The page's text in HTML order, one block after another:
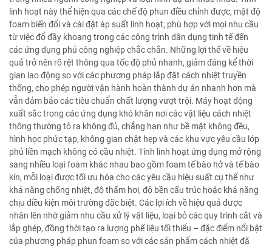
linh hoạt này thể hiện qua các chế độ phun điều chỉnh được, mật độ
foam biến đổi và cài đặt áp suất linh hoạt, phù hợp với mọi nhu cầu
từ việc đổ đầy khoang trong các công trình dân dụng tinh tế đến
các ứng dụng phủ công nghiệp chắc chắn. Những lợi thế về hiệu
quả trở nên rõ rệt thông qua tốc độ phủ nhanh, giảm đáng kể thời
gian lao động so với các phương pháp lắp đặt cách nhiệt truyền
thống, cho phép người vận hành hoàn thành dự án nhanh hơn mà
vẫn đảm bảo các tiêu chuẩn chất lượng vượt trội. Máy hoạt động
xuất sắc trong các ứng dụng khó khăn nơi các vật liệu cách nhiệt
thông thường tỏ ra không đủ, chẳng hạn như bề mặt không đều,
hình học phức tạp, không gian chật hẹp và các khu vực yêu cầu lớp
phủ liền mạch không có cầu nhiệt. Tính linh hoạt ứng dụng mở rộng
sang nhiều loại foam khác nhau bao gồm foam tế bào hở và tế bào
kín, mỗi loại được tối ưu hóa cho các yêu cầu hiệu suất cụ thể như
khả năng chống nhiệt, độ thấm hơi, độ bền cấu trúc hoặc khả năng
chịu điều kiện môi trường đặc biệt. Các lợi ích về hiệu quả được
nhân lên nhờ giảm nhu cầu xử lý vật liệu, loại bỏ các quy trình cắt và
lắp ghép, đồng thời tạo ra lượng phế liệu tối thiểu – đặc điểm nổi bật
của phương pháp phun foam so với các sản phẩm cách nhiệt đã